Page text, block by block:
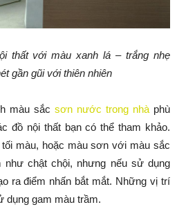
thất với màu xanh lá – trắng nhẹ
gần gũi với thiên nhiên
màu sắc sơn nước trong nhà phù
đồ nội thất bạn có thể tham khảo.
màu, hoặc màu sơn với màu sắc
như chật chội, nhưng nếu sử dụng
ra điểm nhấn bắt mắt. Những vị trí
dụng gam màu trầm.